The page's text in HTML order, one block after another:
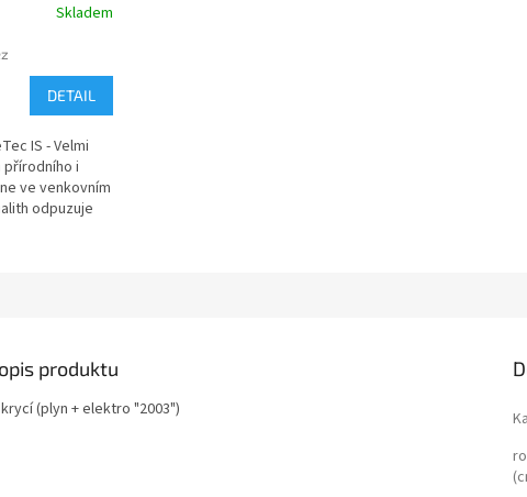
Skladem
DETAIL
IS - Velmi
přírodního i
ve venkovním
odpuzuje
dozvíte po
produktu
(plyn + elektro "2003")